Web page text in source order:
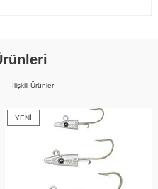
İlişkili Ürünler
YENI